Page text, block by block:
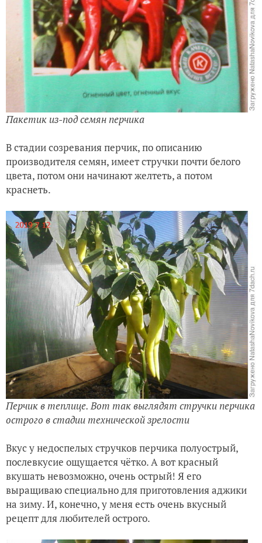
Пакетик из-под семян перчика
В стадии созревания перчик, по описанию
производителя семян, имеет стручки почти белого
цвета, потом они начинают желтеть, а потом
краснеть.
Перчик в теплице. Вот так выглядят стручки перчика
острого в стадии технической зрелости
Вкус у недоспелых стручков перчика полуострый,
послевкусие ощущается чётко.А вот красный
вкушать невозможно, очень острый! Яего
выращиваю специально для приготовления аджики
на зиму. И, конечно, у меня есть очень вкусный
рецепт для любителей острого.